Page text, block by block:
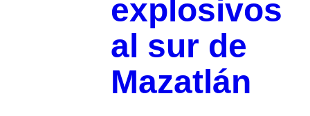
explosivos
al sur de
Mazatlán